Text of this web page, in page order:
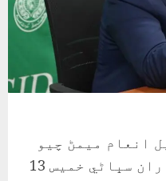
انعام ميمڻ چيو
آھي تھ ايڪسائز کاتي پاران سڀاڻي خميس 13